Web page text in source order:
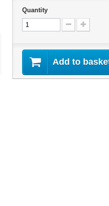
Quantity
Add to